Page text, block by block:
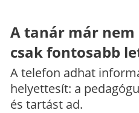
A tanár már
csak fontosabb
A telefon adhat
helyettesít: a
és tartást ad.